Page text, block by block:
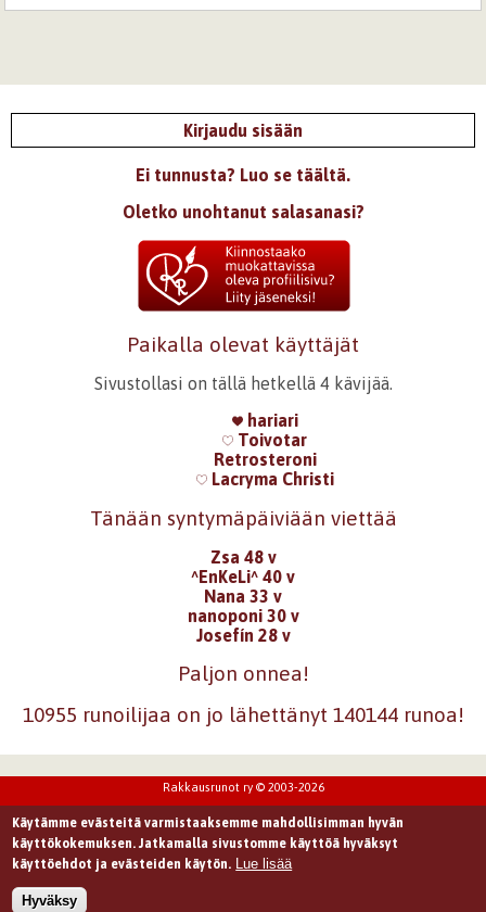
Kirjaudu sisään
Ei tunnusta? Luo se täältä.
Oletko unohtanut salasanasi?
Paikalla olevat käyttäjät
Sivustollasi on tällä hetkellä 4 kävijää.
hariari
Toivotar
Retrosteroni
Lacryma Christi
Tänään syntymäpäiviään viettää
Zsa 48 v
^EnKeLi^ 40 v
Nana 33 v
nanoponi 30 v
Josefín 28 v
Paljon onnea!
10955 runoilijaa on jo lähettänyt 140144 runoa!
Rakkausrunot ry © 2003-2026
Käytämme evästeitä varmistaaksemme mahdollisimman hyvän
käyttökokemuksen. Jatkamalla sivustomme käyttöä hyväksyt
käyttöehdot ja evästeiden käytön. Lue lisää
Hyväksy